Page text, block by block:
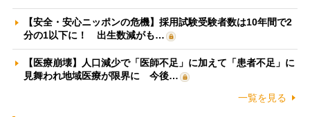
【安全・安心ニッポンの危機】採用試験受験者数は10年間で2
分の1以下に！ 出生数減がも…
【医療崩壊】人口減少で「医師不足」に加えて「患者不足」に
見舞われ地域医療が限界に 今後…
一覧を見る